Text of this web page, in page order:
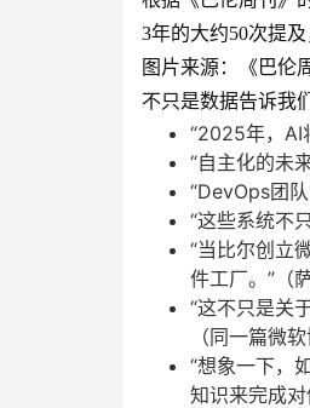
3年的大约50次提
图片来源：《巴伦
不只是数据告诉我
“2025年，AI
“自主化的未
“DevOps团
“这些系统不
“当比尔创立
件工厂。”（
“这不只是关
（同一篇微
“想象一下，
知识来完成